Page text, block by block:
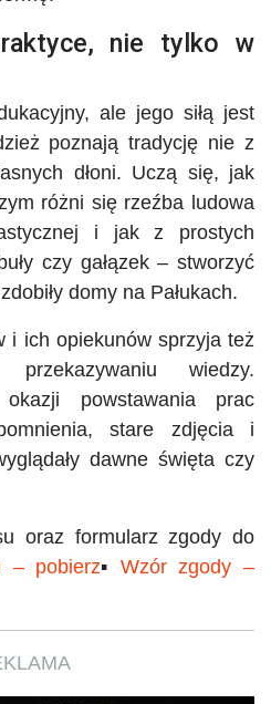
nie tylko w
ale jego siłą jest
poznają tradycję nie z
dłoni. Uczą się, jak
różni się rzeźba ludowa
i jak z prostych
czy gałązek – stworzyć
domy na Pałukach.
i ich opiekunów sprzyja też
przekazywaniu wiedzy.
powstawania prac
stare zdjęcia i
dawne święta czy
oraz formularz zgody do
– pobierz▪️ Wzór zgody –